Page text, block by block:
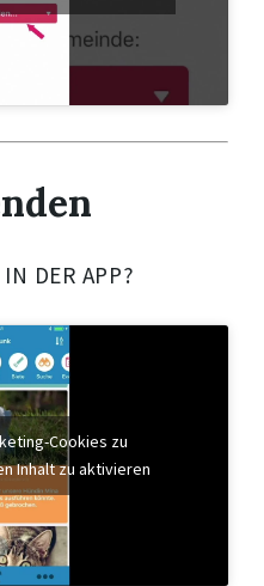
DER APP?
Cookies zu
Inhalt zu aktivieren